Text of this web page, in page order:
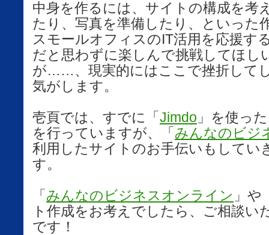
中身を作るには、サイトの構成を考
たり、写真を準備したり、といった
スモールオフィスのIT活用を応援す
だと思わずに楽しんで挑戦してほし
が……、現実的にはここで挫折して
気がします。
壱頁では、すでに「 Jimdo 」を使っ
を行っていますが、「 みんなのビジ
利用したサイトのお手伝いもしてい
す。
「 みんなのビジネスオンライン 」や
ト作成をお考えでしたら、ご相談い
です！